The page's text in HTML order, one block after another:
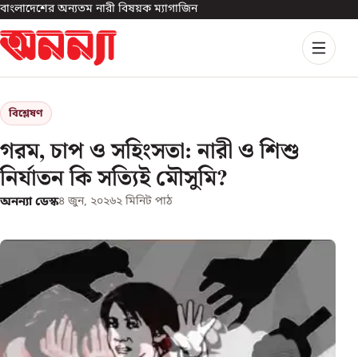
বাংলাদেশের অন্যতম নারী বিষয়ক ম্যাগাজিন
বিশ্লেষণ
গরম, চাপ ও সহিংসতা: নারী ও শিশু
নির্যাতন কি সত্যিই মৌসুমি?
অনন্যা ডেস্ক৪ জুন, ২০২৬২ মিনিট পাঠ